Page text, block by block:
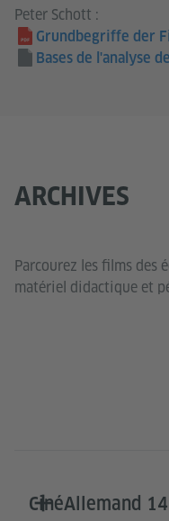
Peter Schott :
Grundbegriffe der
Bases de l'analyse
ARCHIVES
Parcourez les films des
matériel didactique et
CinéAllemand 14